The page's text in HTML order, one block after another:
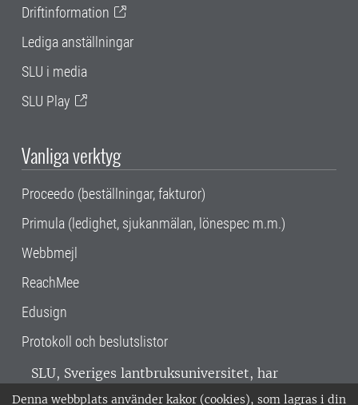
Denna webbplats använder kakor (cookies), som lagras i din
Driftinformation
Lediga anställningar
SLU i media
SLU Play
Vanliga verktyg
Proceedo (beställningar, fakturor)
Primula (ledighet, sjukanmälan, lönespec m.m.)
Webbmejl
ReachMee
Edusign
Protokoll och beslutslistor
SLU, Sveriges lantbruksuniversitet, har
verksamhet över hela Sverige. Huvudorter är